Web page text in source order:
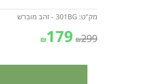
מק"ט: 301BG - זהב מוברש
₪299
₪179